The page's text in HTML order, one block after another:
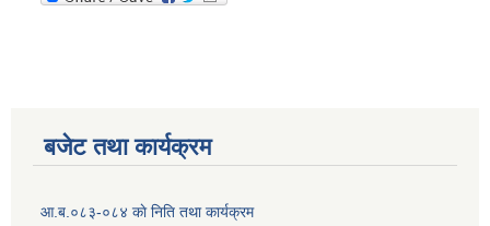
बजेट तथा कार्यक्रम
आ.ब.०८३-०८४ काे निति तथा कार्यक्रम